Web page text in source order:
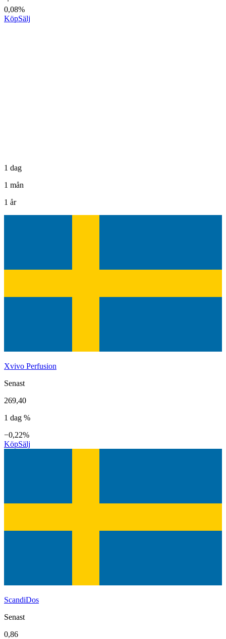
0,08%
KöpSälj
1 dag
1 mån
1 år
Xvivo Perfusion
Senast
269,40
1 dag %
−0,22%
KöpSälj
ScandiDos
Senast
0,86